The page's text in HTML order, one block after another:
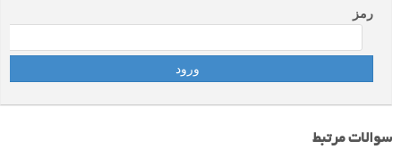
رمز
سوالات مرتبط